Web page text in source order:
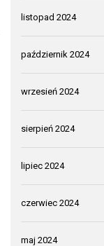
listopad 2024
październik 2024
wrzesień 2024
sierpień 2024
lipiec 2024
czerwiec 2024
maj 2024